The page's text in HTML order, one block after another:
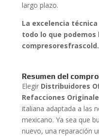
largo plazo.
La excelencia
todo lo que podemos
Resumen del
Elegir Distribuidores
Refacciones
italiana adaptada a las
mexicano. Ya sea que
nuevo, una reparación